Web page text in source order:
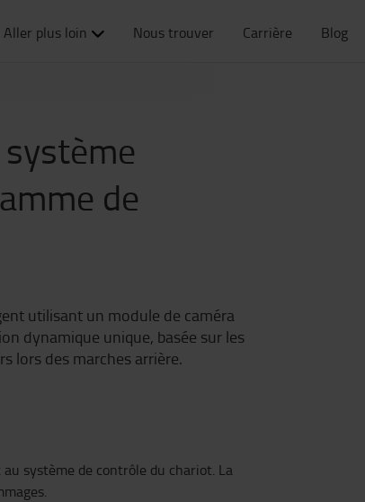
Aller plus loin Nous trouver Carrière Blog
de
utilisant un module de caméra
dynamique unique, basée sur les
lors des marches arrière.
système de contrôle du chariot. La